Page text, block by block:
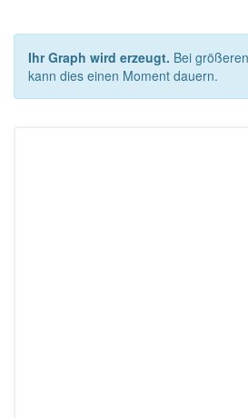
Ihr Graph wird erzeugt. Bei
kann dies einen Moment dauern.